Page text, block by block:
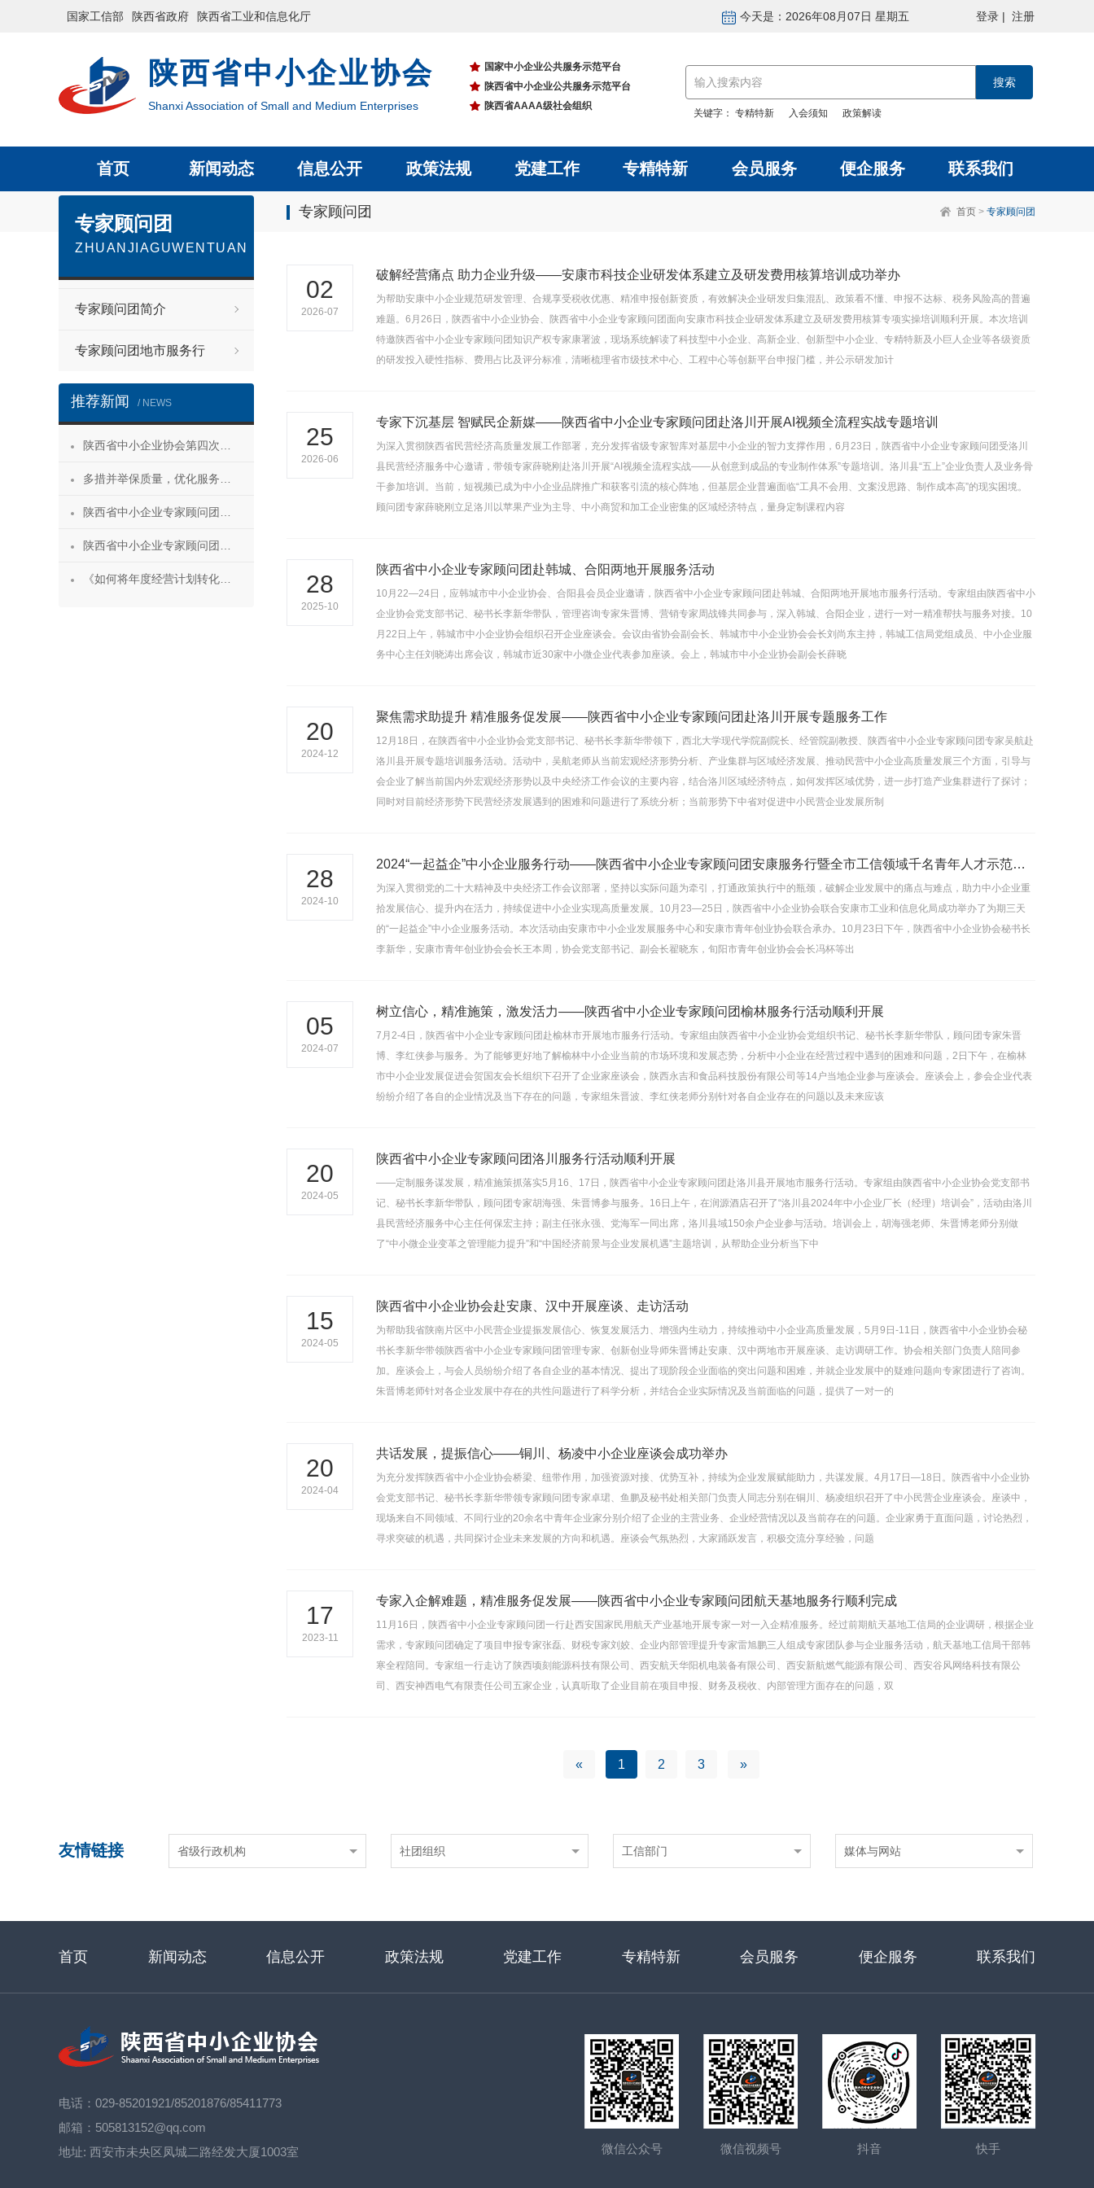
国家工信部 陕西省政府 陕西省工业和信息化厅 登录| 注册
今天是：2026年08月07日 星期五
陕西省中小企业协会
Shanxi Association of Small and Medium Enterprises
国家中小企业公共服务示范平台
陕西省中小企业公共服务示范平台
陕西省AAAA级社会组织
关键字： 专精特新 入会须知 政策解读
首页 新闻动态 信息公开 政策法规 党建工作 专精特新 会员服务 便企服务 联系我们
专家顾问团 首页 > 专家顾问团
专家顾问团
ZHUANJIAGUWENTUAN
专家顾问团简介
专家顾问团地市服务行
推荐新闻 / NEWS
02
2026-07
破解经营痛点 助力企业升级——安康市科技企业研发体系建立及研发费用核算培训成功举办
为帮助安康中小企业规范研发管理、合规享受税收优惠、精准申报创新资质，有效解决企业研发归集混乱、政策看不懂、申报不达标、税务风险高的普遍
难题。6月26日，陕西省中小企业协会、陕西省中小企业专家顾问团面向安康市科技企业研发体系建立及研发费用核算专项实操培训顺利开展。本次培训
特邀陕西省中小企业专家顾问团知识产权专家康署波，现场系统解读了科技型中小企业、高新企业、创新型中小企业、专精特新及小巨人企业等各级资质
的研发投入硬性指标、费用占比及评分标准，清晰梳理省市级技术中心、工程中心等创新平台申报门槛，并公示研发加计
25
2026-06
专家下沉基层 智赋民企新媒——陕西省中小企业专家顾问团赴洛川开展AI视频全流程实战专题培训
为深入贯彻陕西省民营经济高质量发展工作部署，充分发挥省级专家智库对基层中小企业的智力支撑作用，6月23日，陕西省中小企业专家顾问团受洛川
县民营经济服务中心邀请，带领专家薛晓刚赴洛川开展“AI视频全流程实战——从创意到成品的专业制作体系”专题培训。洛川县“五上”企业负责人及业务骨
干参加培训。当前，短视频已成为中小企业品牌推广和获客引流的核心阵地，但基层企业普遍面临“工具不会用、文案没思路、制作成本高”的现实困境。
顾问团专家薛晓刚立足洛川以苹果产业为主导、中小商贸和加工企业密集的区域经济特点，量身定制课程内容
28
2025-10
陕西省中小企业专家顾问团赴韩城、合阳两地开展服务活动
10月22—24日，应韩城市中小企业协会、合阳县会员企业邀请，陕西省中小企业专家顾问团赴韩城、合阳两地开展地市服务行活动。专家组由陕西省中小
企业协会党支部书记、秘书长李新华带队，管理咨询专家朱晋博、营销专家周战锋共同参与，深入韩城、合阳企业，进行一对一精准帮扶与服务对接。10
月22日上午，韩城市中小企业协会组织召开企业座谈会。会议由省协会副会长、韩城市中小企业协会会长刘尚东主持，韩城工信局党组成员、中小企业服
务中心主任刘晓涛出席会议，韩城市近30家中小微企业代表参加座谈。会上，韩城市中小企业协会副会长薛晓
20
2024-12
聚焦需求助提升 精准服务促发展——陕西省中小企业专家顾问团赴洛川开展专题服务工作
12月18日，在陕西省中小企业协会党支部书记、秘书长李新华带领下，西北大学现代学院副院长、经管院副教授、陕西省中小企业专家顾问团专家吴航赴
洛川县开展专题培训服务活动。活动中，吴航老师从当前宏观经济形势分析、产业集群与区域经济发展、推动民营中小企业高质量发展三个方面，引导与
会企业了解当前国内外宏观经济形势以及中央经济工作会议的主要内容，结合洛川区域经济特点，如何发挥区域优势，进一步打造产业集群进行了探讨；
同时对目前经济形势下民营经济发展遇到的困难和问题进行了系统分析；当前形势下中省对促进中小民营企业发展所制
28
2024-10
2024“一起益企”中小企业服务行动——陕西省中小企业专家顾问团安康服务行暨全市工信领域千名青年人才示范培训成功举办
为深入贯彻党的二十大精神及中央经济工作会议部署，坚持以实际问题为牵引，打通政策执行中的瓶颈，破解企业发展中的痛点与难点，助力中小企业重
拾发展信心、提升内在活力，持续促进中小企业实现高质量发展。10月23—25日，陕西省中小企业协会联合安康市工业和信息化局成功举办了为期三天
的“一起益企”中小企业服务活动。本次活动由安康市中小企业发展服务中心和安康市青年创业协会联合承办。10月23日下午，陕西省中小企业协会秘书长
李新华，安康市青年创业协会会长王本周，协会党支部书记、副会长翟晓东，旬阳市青年创业协会会长冯杯等出
05
2024-07
树立信心，精准施策，激发活力——陕西省中小企业专家顾问团榆林服务行活动顺利开展
7月2-4日，陕西省中小企业专家顾问团赴榆林市开展地市服务行活动。专家组由陕西省中小企业协会党组织书记、秘书长李新华带队，顾问团专家朱晋
博、李红侠参与服务。为了能够更好地了解榆林中小企业当前的市场环境和发展态势，分析中小企业在经营过程中遇到的困难和问题，2日下午，在榆林
市中小企业发展促进会贺国友会长组织下召开了企业家座谈会，陕西永吉和食品科技股份有限公司等14户当地企业参与座谈会。座谈会上，参会企业代表
纷纷介绍了各自的企业情况及当下存在的问题，专家组朱晋波、李红侠老师分别针对各自企业存在的问题以及未来应该
20
2024-05
陕西省中小企业专家顾问团洛川服务行活动顺利开展
——定制服务谋发展，精准施策抓落实5月16、17日，陕西省中小企业专家顾问团赴洛川县开展地市服务行活动。专家组由陕西省中小企业协会党支部书
记、秘书长李新华带队，顾问团专家胡海强、朱晋博参与服务。16日上午，在润源酒店召开了“洛川县2024年中小企业厂长（经理）培训会”，活动由洛川
县民营经济服务中心主任何保宏主持；副主任张永强、党海军一同出席，洛川县域150余户企业参与活动。培训会上，胡海强老师、朱晋博老师分别做
了“中小微企业变革之管理能力提升”和“中国经济前景与企业发展机遇”主题培训，从帮助企业分析当下中
15
2024-05
陕西省中小企业协会赴安康、汉中开展座谈、走访活动
为帮助我省陕南片区中小民营企业提振发展信心、恢复发展活力、增强内生动力，持续推动中小企业高质量发展，5月9日-11日，陕西省中小企业协会秘
书长李新华带领陕西省中小企业专家顾问团管理专家、创新创业导师朱晋博赴安康、汉中两地市开展座谈、走访调研工作。协会相关部门负责人陪同参
加。座谈会上，与会人员纷纷介绍了各自企业的基本情况、提出了现阶段企业面临的突出问题和困难，并就企业发展中的疑难问题向专家团进行了咨询。
朱晋博老师针对各企业发展中存在的共性问题进行了科学分析，并结合企业实际情况及当前面临的问题，提供了一对一的
20
2024-04
共话发展，提振信心——铜川、杨凌中小企业座谈会成功举办
为充分发挥陕西省中小企业协会桥梁、纽带作用，加强资源对接、优势互补，持续为企业发展赋能助力，共谋发展。4月17日—18日。陕西省中小企业协
会党支部书记、秘书长李新华带领专家顾问团专家卓珺、鱼鹏及秘书处相关部门负责人同志分别在铜川、杨凌组织召开了中小民营企业座谈会。座谈中，
现场来自不同领域、不同行业的20余名中青年企业家分别介绍了企业的主营业务、企业经营情况以及当前存在的问题。企业家勇于直面问题，讨论热烈，
寻求突破的机遇，共同探讨企业未来发展的方向和机遇。座谈会气氛热烈，大家踊跃发言，积极交流分享经验，问题
17
2023-11
专家入企解难题，精准服务促发展——陕西省中小企业专家顾问团航天基地服务行顺利完成
11月16日，陕西省中小企业专家顾问团一行赴西安国家民用航天产业基地开展专家一对一入企精准服务。经过前期航天基地工信局的企业调研，根据企业
需求，专家顾问团确定了项目申报专家张磊、财税专家刘姣、企业内部管理提升专家雷旭鹏三人组成专家团队参与企业服务活动，航天基地工信局干部韩
寒全程陪同。专家组一行走访了陕西顷刻能源科技有限公司、西安航天华阳机电装备有限公司、西安新航燃气能源有限公司、西安谷风网络科技有限公
司、西安神西电气有限责任公司五家企业，认真听取了企业目前在项目申报、财务及税收、内部管理方面存在的问题，双
« 1 2 3 »
友情链接 省级行政机构 社团组织 工信部门 媒体与网站
首页 新闻动态 信息公开 政策法规 党建工作 专精特新 会员服务 便企服务 联系我们
电话：029-85201921/85201876/85411773
邮箱：505813152@qq.com
地址: 西安市未央区凤城二路经发大厦1003室 微信公众号 微信视频号 抖音 快手